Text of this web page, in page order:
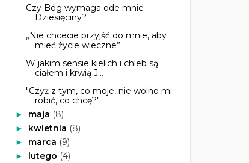
Czy Bóg wymaga ode mnie
Dziesięciny?
„Nie chcecie przyjść do mnie, aby
mieć życie wieczne”
W jakim sensie kielich i chleb są
ciałem i krwią J...
"Czyż z tym, co moje, nie wolno mi
robić, co chcę?"
► maja (8)
► kwietnia (8)
► marca (9)
► lutego (4)